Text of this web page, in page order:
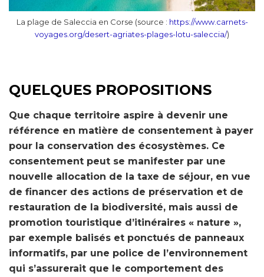
La plage de Saleccia en Corse (source : https://www.carnets-
voyages.org/desert-agriates-plages-lotu-saleccia/)
QUELQUES PROPOSITIONS
Que chaque territoire aspire à devenir une
référence en matière de consentement à payer
pour la conservation des écosystèmes. Ce
consentement peut se manifester par une
nouvelle allocation de la taxe de séjour, en vue
de financer des actions de préservation et de
restauration de la biodiversité, mais aussi de
promotion touristique d’itinéraires « nature »,
par exemple balisés et ponctués de panneaux
informatifs, par une police de l’environnement
qui s’assurerait que le comportement des